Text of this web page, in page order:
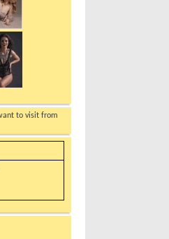
to visit from